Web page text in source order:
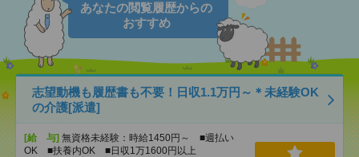
あなたの閲覧履歴からの
おすすめ
志望動機も履歴書も不要！日収1.1万円～＊未経験OK
の介護[派遣]
[給 与] 無資格未経験：時給1450円～ ■週払い
OK ■扶養内OK ■日収1万1600円以上